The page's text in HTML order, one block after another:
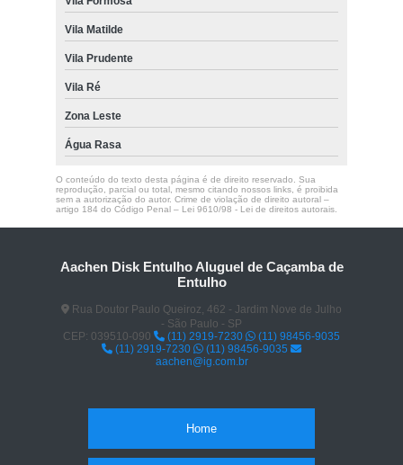
Vila Matilde
Vila Prudente
Vila Ré
Zona Leste
Água Rasa
O conteúdo do texto desta página é de direito reservado. Sua
reprodução, parcial ou total, mesmo citando nossos links, é proibida
sem a autorização do autor. Crime de violação de direito autoral –
artigo 184 do Código Penal – Lei 9610/98 - Lei de direitos autorais.
Aachen Disk Entulho Aluguel de Caçamba de
Entulho
Rua Doutor Paulo Queiroz, 462 - Jardim Nove de Julho
- São Paulo - SP
CEP: 039510-090
(11) 2919-7230
(11) 98456-9035
(11) 2919-7230
(11) 98456-9035
aachen@ig.com.br
Home